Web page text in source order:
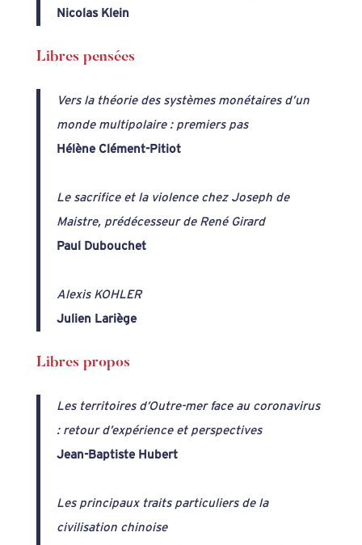
Nicolas Klein
Libres pensées
Vers la théorie des systèmes monétaires d’un
monde multipolaire : premiers pas
Hélène Clément-Pitiot
Le sacrifice et la violence chez Joseph de
Maistre, prédécesseur de René Girard
Paul Dubouchet
Alexis KOHLER
Julien Lariège
Libres propos
Les territoires d’Outre-mer face au coronavirus
: retour d’expérience et perspectives
Jean-Baptiste Hubert
Les principaux traits particuliers de la
civilisation chinoise